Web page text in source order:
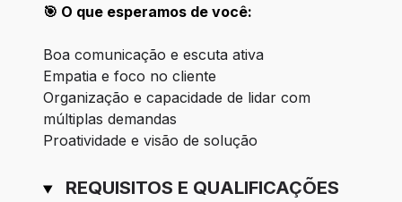
🎯 O que esperamos de você:
Boa comunicação e escuta ativa
Empatia e foco no cliente
Organização e capacidade de lidar com
múltiplas demandas
Proatividade e visão de solução
REQUISITOS E QUALIFICAÇÕES